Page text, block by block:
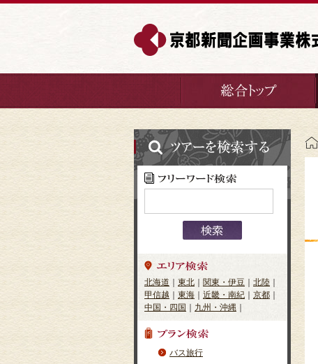
北海道 東北 関東・伊豆 北陸
甲信越
東海 近畿・南紀 京都
中国・四国
九州・沖縄
バス旅行